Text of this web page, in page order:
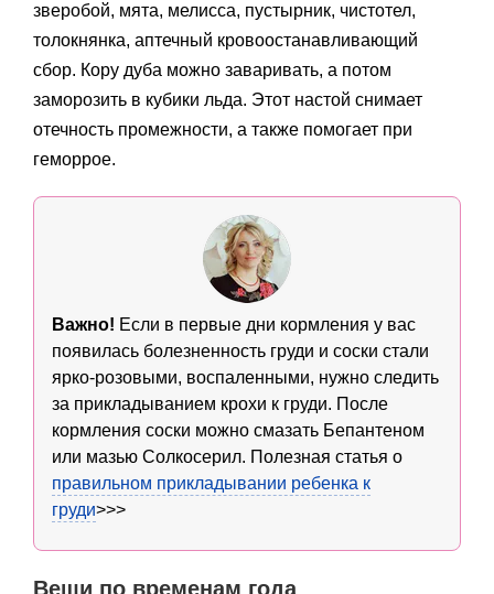
зверобой, мята, мелисса, пустырник, чистотел,
толокнянка, аптечный кровоостанавливающий
сбор. Кору дуба можно заваривать, а потом
заморозить в кубики льда. Этот настой снимает
отечность промежности, а также помогает при
геморрое.
Важно! Если в первые дни кормления у вас
появилась болезненность груди и соски стали
ярко-розовыми, воспаленными, нужно следить
за прикладыванием крохи к груди. После
кормления соски можно смазать Бепантеном
или мазью Солкосерил. Полезная статья о
правильном прикладывании ребенка к
груди>>>
Вещи по временам года